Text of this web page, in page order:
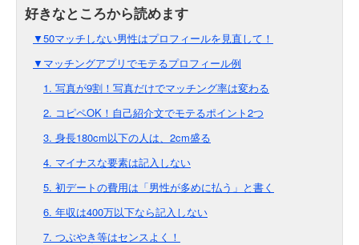
▼50マッチしない男性はプロフィールを見直して！
▼マッチングアプリでモテるプロフィール例
1. 写真が9割！写真だけでマッチング率は変わる
2. コピペOK！自己紹介文でモテるポイント2つ
3. 身長180cm以下の人は、2cm盛る
4. マイナスな要素は記入しない
5. 初デートの費用は「男性が多めに払う」と書く
6. 年収は400万以下なら記入しない
7. つぶやき等はセンスよく！